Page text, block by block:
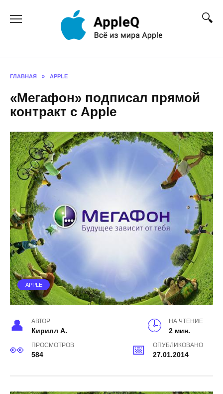
ГЛАВНАЯ » APPLE
«Мегафон» подписал прямой
контракт с Apple
APPLE
АВТОР
Кирилл А.
НА ЧТЕНИЕ
2 мин.
ПРОСМОТРОВ
584
ОПУБЛИКОВАНО
27.01.2014